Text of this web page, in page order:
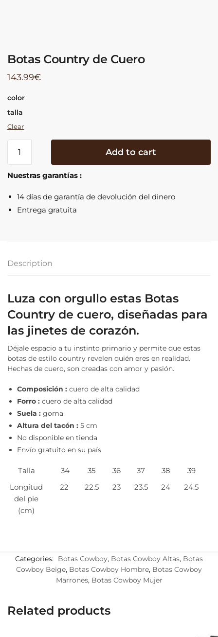
Botas Country de Cuero
143.99€
color
talla
Clear
Country
Cuero
Add to cart
Nuestras garantías :
14 días de garantía de devolución del dinero
Entrega gratuita
Description
Luza con orgullo estas Botas
Country de cuero, diseñadas para
las jinetes de corazón.
Déjale espacio a tu instinto primario y permite que estas
botas de estilo country revelen quién eres en realidad.
Hechas de cuero, son creadas con amor y pasión.
Composición : cuero de alta calidad
Forro : cuero de alta calidad
Suela : goma
Altura del tacón : 5 cm
No disponible en tienda
Envío gratuito en su país
Talla 34 35 36 37 38
39
Longitud
del pie
(cm)
22 22.5 23 23.5 24 24.5
Categories: Botas Cowboy, Botas Cowboy Altas, Botas
Cowboy Beige, Botas Cowboy Hombre, Botas Cowboy
Marrones, Botas Cowboy Mujer
Related products